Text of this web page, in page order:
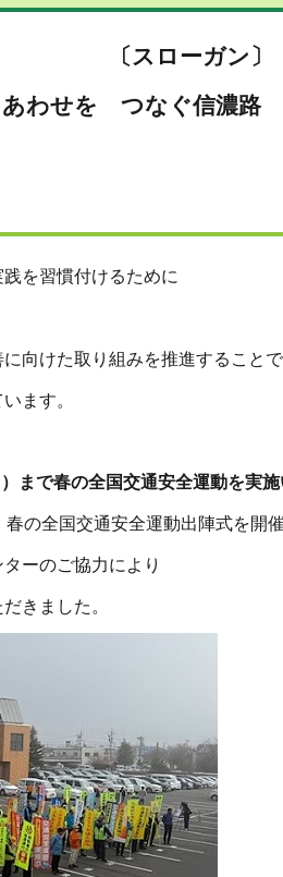
〔スローガン〕
あわせを つなぐ信濃路
を習慣付けるために
向けた取り組みを推進することで
ます。
まで春の全国交通安全運動を実施
の全国交通安全運動出陣式を開催
ーのご協力により
きました。